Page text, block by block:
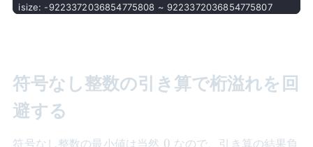
isize: -9223372036854775808 ~ 9223372036854775807
符号なし整数の引き算で桁溢れを回
避する
符号なし整数の最小値は当然 0
0 なので、引き算の結果負